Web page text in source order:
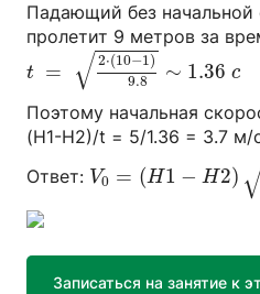
Падающий без начальной
пролетит 9 метров за
t = √ 2⋅(10−1)
9.8
∼ 1.36 c
t = 2⋅( 10−1) 9.8∼
Поэтому начальная
(H1-H2)/t = 5/1.36 = 3.7 м/
Ответ: V0 = (H1 − H2)
Записаться на занятие к